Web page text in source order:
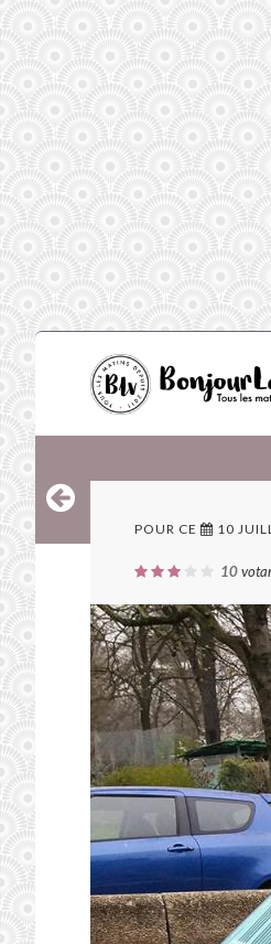
POUR CE 10
10